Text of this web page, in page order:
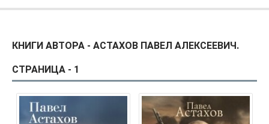
ЗАКЛАДКИ
КНИГИ АВТОРА - АСТАХОВ ПАВЕЛ АЛЕКСЕЕВИЧ.
СТРАНИЦА - 1